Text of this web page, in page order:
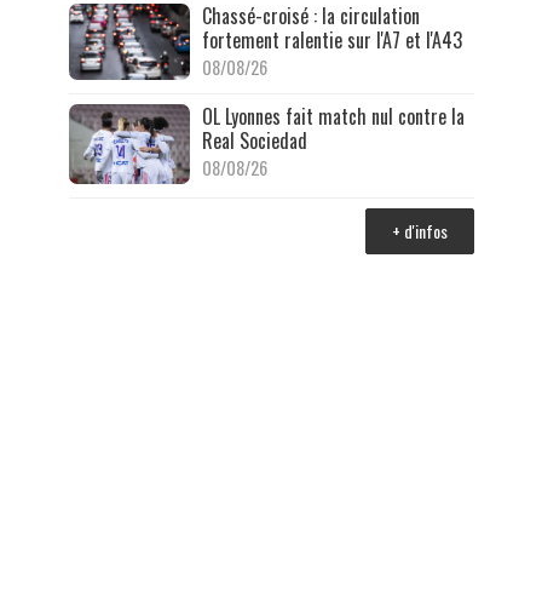
Chassé-croisé : la circulation
fortement ralentie sur l'A7 et l'A43
08/08/26
OL Lyonnes fait match nul contre la
Real Sociedad
08/08/26
+ d'infos